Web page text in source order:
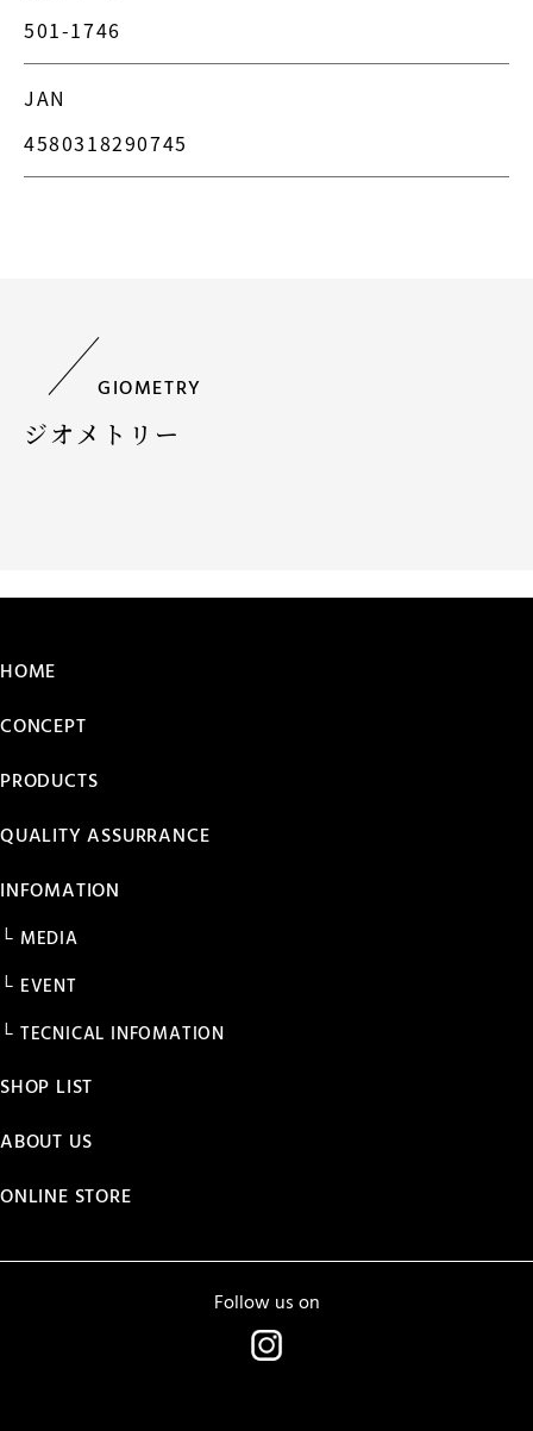
501-1746
JAN
4580318290745
GIOMETRY
ジオメトリー
HOME
CONCEPT
PRODUCTS
QUALITY ASSURRANCE
INFOMATION
MEDIA
EVENT
TECNICAL INFOMATION
SHOP LIST
ABOUT US
ONLINE STORE
Follow us on